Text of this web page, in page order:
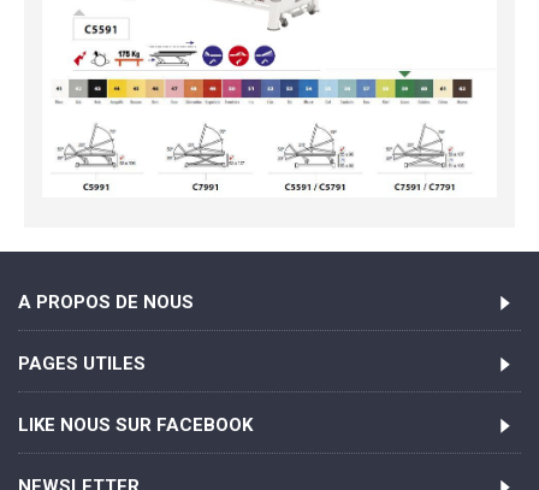
A PROPOS DE NOUS
PAGES UTILES
LIKE NOUS SUR FACEBOOK